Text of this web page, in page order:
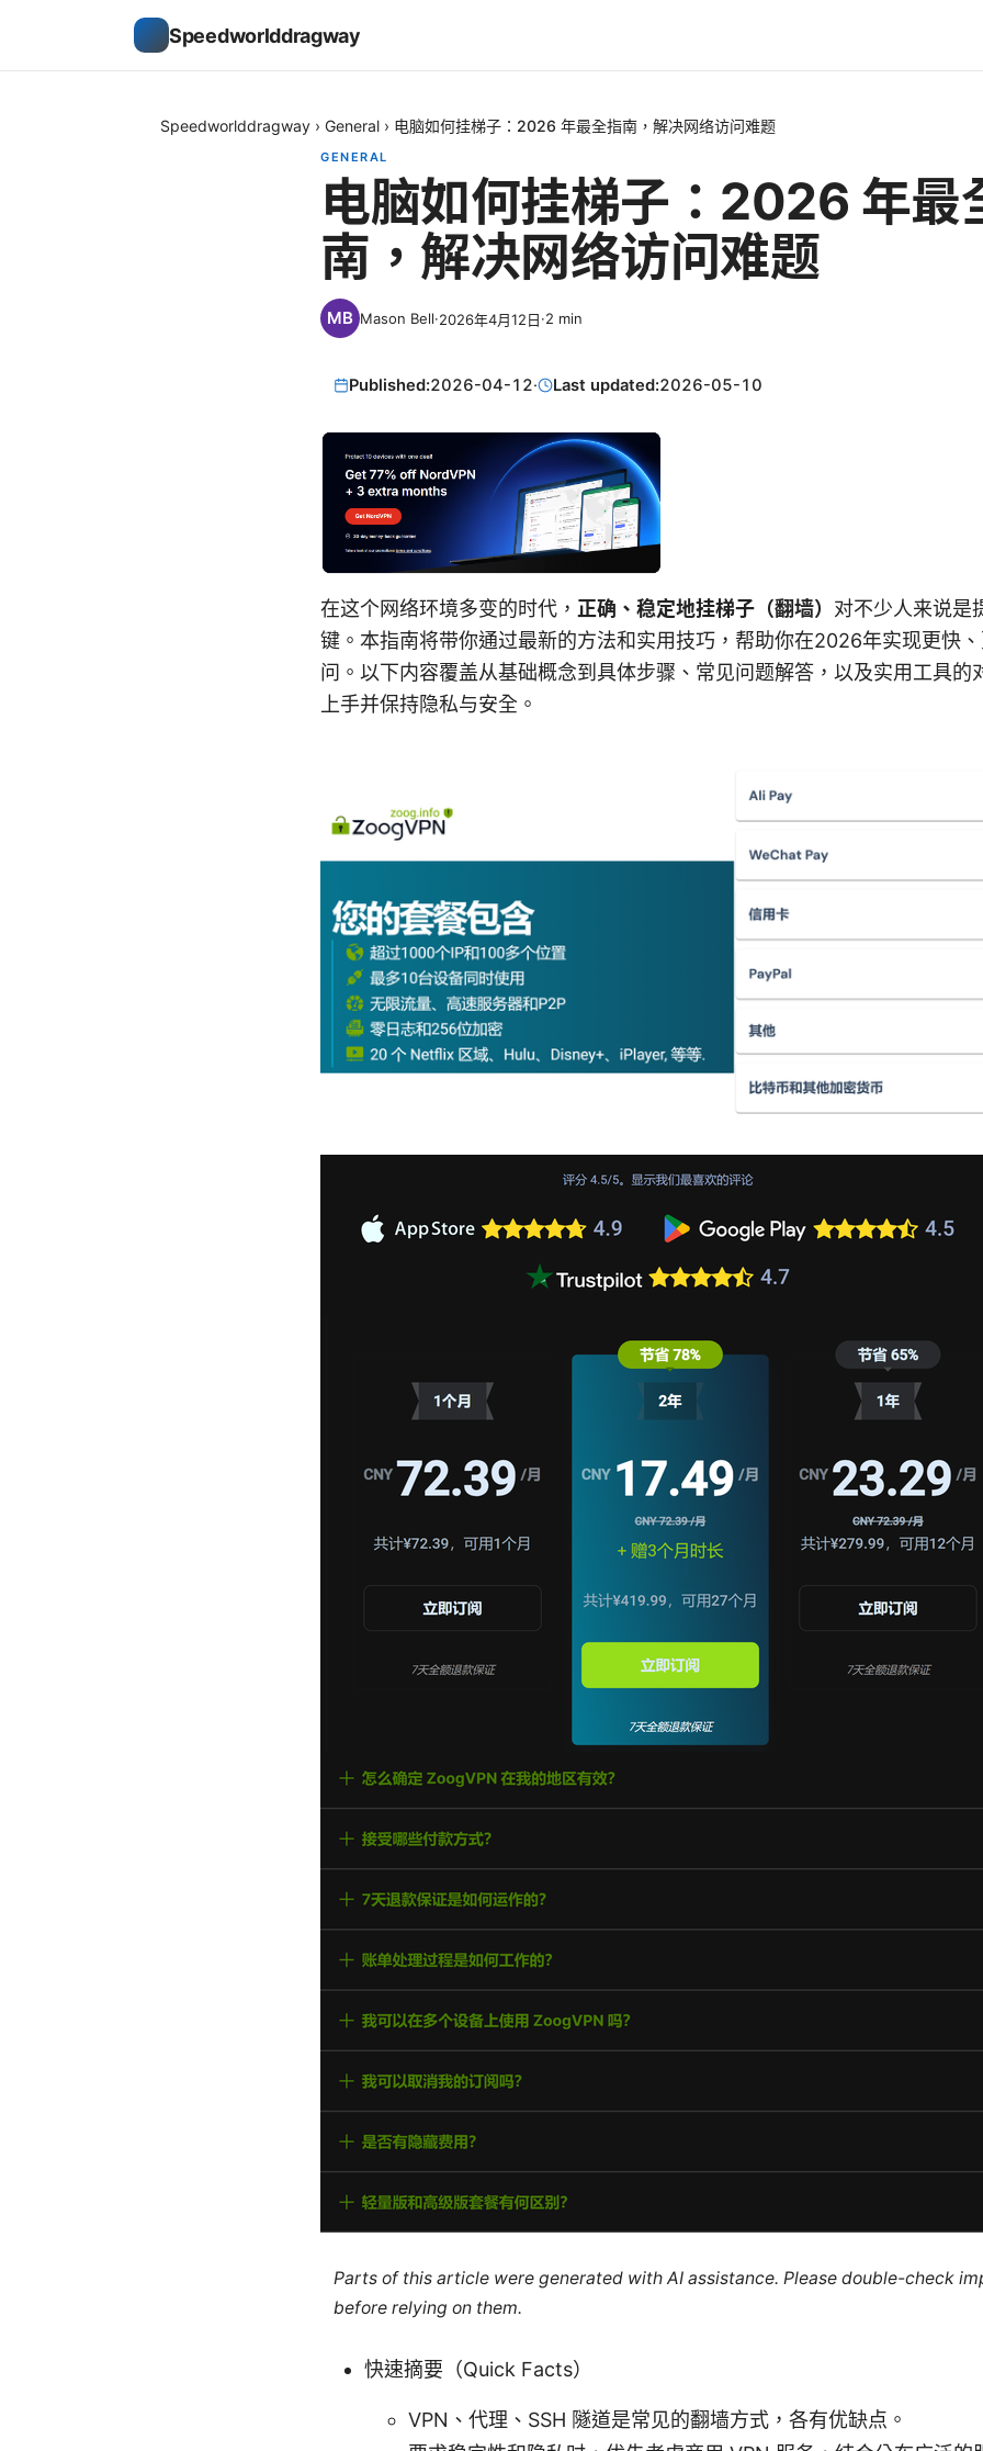
Speedworlddragway
Speedworlddragway › General › 电脑如何挂梯子：2026 年最全指南，解决网络访问难题
GENERAL
电脑如何挂梯子：2026 年最
南，解决网络访问难题
Mason Bell·2026年4月12日·2 min
Published:2026-04-12· Last updated:2026-05-10
在这个网络环境多变的时代， 正确、稳定地挂梯子（翻墙） 对不少人来说是
键。本指南将带你通过最新的方法和实用技巧，帮助你在2026年实现更快
问。以下内容覆盖从基础概念到具体步骤、常见问题解答，以及实用工具的
上手并保持隐私与安全。
Parts of this article were generated with AI assistance. Please double-check
before relying on them.
快速摘要（Quick Facts）
VPN、代理、SSH 隧道是常见的翻墙方式，各有优缺点。